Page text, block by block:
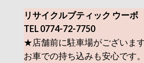
リサイクルブティック ウーボ
TEL 0774-72-7750
★店舗前に駐車場がございます
お車での持ち込みも安心です。